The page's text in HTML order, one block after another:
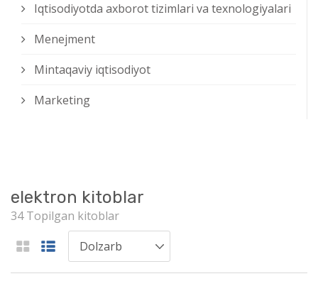
Iqtisodiyotda axborot tizimlari va texnologiyalari
Menejment
Mintaqaviy iqtisodiyot
Marketing
elektron kitoblar
34 Topilgan kitoblar